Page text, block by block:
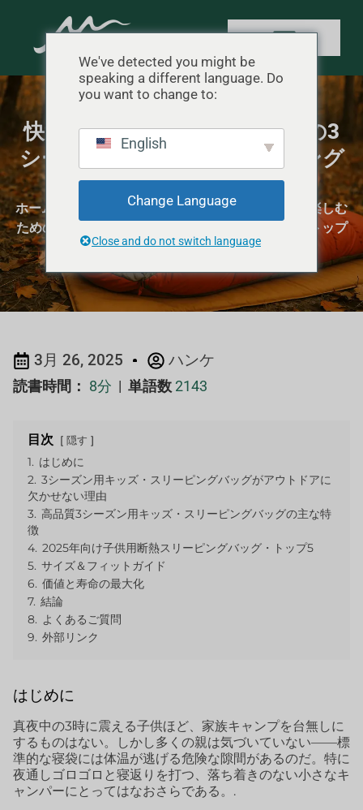
快適なキャンプを楽しむための3
シーズン用キッズ・スリーピング
バッグ・トップ5
ホーム キャンプ用品レビュー"快適なキャンプを楽しむ
ための3シーズン用キッズ・スリーピングバッグ・トップ
5
3月 26, 2025 ハンケ
読書時間： 8分 | 単語数 2143
目次 隠す
1. はじめに
2. 3シーズン用キッズ・スリーピングバッグがアウトドアに
欠かせない理由
3. 高品質3シーズン用キッズ・スリーピングバッグの主な特
徴
4. 2025年向け子供用断熱スリーピングバッグ・トップ5
5. サイズ＆フィットガイド
6. 価値と寿命の最大化
7. 結論
8. よくあるご質問
9. 外部リンク
はじめに
真夜中の3時に震える子供ほど、家族キャンプを台無しに
するものはない。しかし多くの親は気づいていない——標
準的な寝袋には体温が逃げる危険な隙間があるのだ。特に
夜通しゴロゴロと寝返りを打つ、落ち着きのない小さなキ
ャンパーにとってはなおさらである。.
We've detected you might be
speaking a different language. Do
you want to change to:
English
Change Language
Close and do not switch language